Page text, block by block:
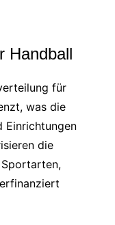
Handball
für
was die
Einrichtungen
die